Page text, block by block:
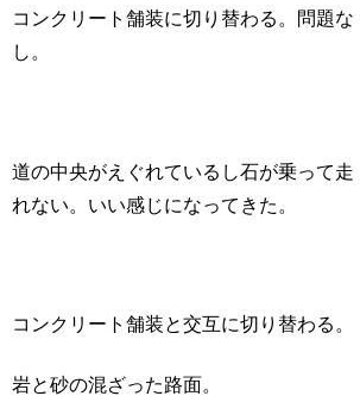
コンクリート舗装に切り替わる。問題な
し。
道の中央がえぐれているし石が乗って走
れない。いい感じになってきた。
コンクリート舗装と交互に切り替わる。
岩と砂の混ざった路面。